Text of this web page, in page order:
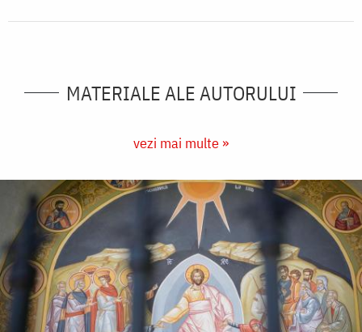
MATERIALE ALE AUTORULUI
vezi mai multe »